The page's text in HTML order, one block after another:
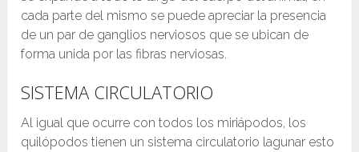
cada parte del mismo se puede apreciar la presencia
de un par de ganglios nerviosos que se ubican de
forma unida por las fibras nerviosas.
SISTEMA CIRCULATORIO
Al igual que ocurre con todos los miriápodos, los
quilópodos tienen un sistema circulatorio lagunar esto